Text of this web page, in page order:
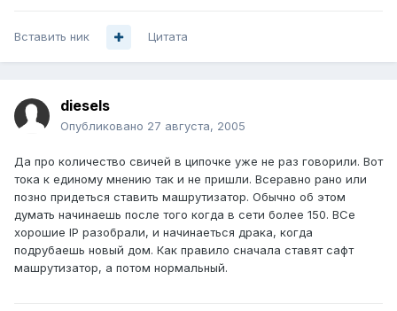
Вставить ник Цитата
diesels
Опубликовано 27 августа, 2005
Да про количество свичей в ципочке уже не раз говорили. Вот
тока к единому мнению так и не пришли. Всеравно рано или
позно придеться ставить машрутизатор. Обычно об этом
думать начинаешь после того когда в сети более 150. ВСе
хорошие IP разобрали, и начинаеться драка, когда
подрубаешь новый дом. Как правило сначала ставят сафт
машрутизатор, а потом нормальный.